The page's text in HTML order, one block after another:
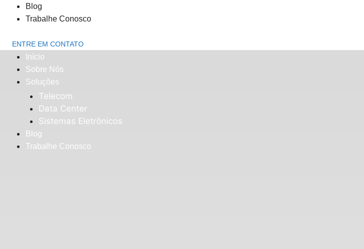
Blog
Trabalhe Conosco
ENTRE EM CONTATO
Início
Sobre Nós
Soluções
Telecom
Data Center
Sistemas Eletrônicos
Blog
Trabalhe Conosco